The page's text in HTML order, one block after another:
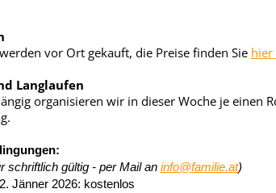
vor Ort gekauft, die Preise finden Sie hier
Langlaufen
organisieren wir in dieser Woche je einen
schriftlich gültig - per Mail an info@familie.at)
Jänner 2026: kostenlos